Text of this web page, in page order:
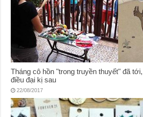
Tháng cô hồn "trong truyền thuyết" đã
điều đại kị sau
22/08/2017